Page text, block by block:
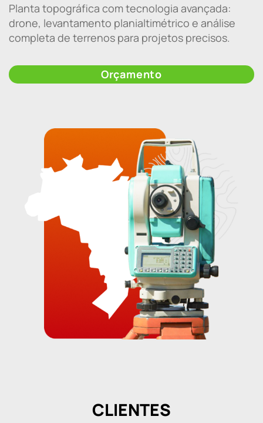
Planta topográfica com tecnologia avançada:
drone, levantamento planialtimétrico e análise
completa de terrenos para projetos precisos.
Orçamento
CLIENTES